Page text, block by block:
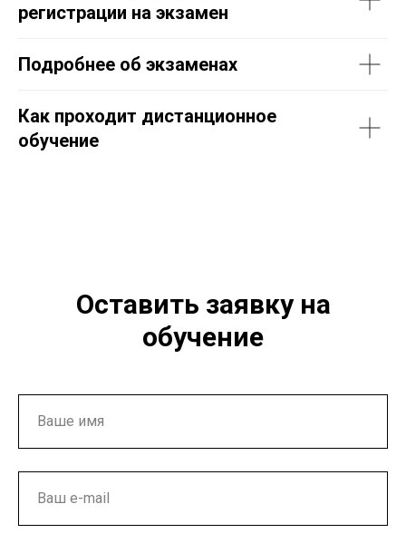
регистрации на экзамен
Подробнее об экзаменах
Как проходит дистанционное
обучение
Оставить заявку на
обучение